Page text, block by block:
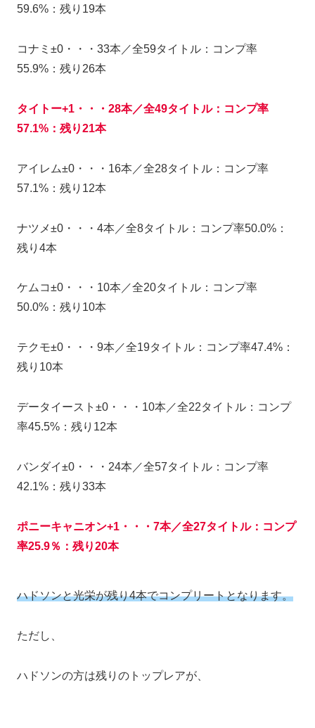
59.6%：残り19本
コナミ±0・・・33本／全59タイトル：コンプ率
55.9%：残り26本
タイトー+1・・・28本／全49タイトル：コンプ率
57.1%：残り21本
アイレム±0・・・16本／全28タイトル：コンプ率
57.1%：残り12本
ナツメ±0・・・4本／全8タイトル：コンプ率50.0%：
残り4本
ケムコ±0・・・10本／全20タイトル：コンプ率
50.0%：残り10本
テクモ±0・・・9本／全19タイトル：コンプ率47.4%：
残り10本
データイースト±0・・・10本／全22タイトル：コンプ
率45.5%：残り12本
バンダイ±0・・・24本／全57タイトル：コンプ率
42.1%：残り33本
ポニーキャニオン+1・・・7本／全27タイトル：コンプ
率25.9％：残り20本
ハドソンと光栄が残り4本でコンプリートとなります。
ただし、
ハドソンの方は残りのトップレアが、